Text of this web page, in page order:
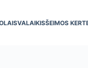
LAISVALAIKISŠEIMOS